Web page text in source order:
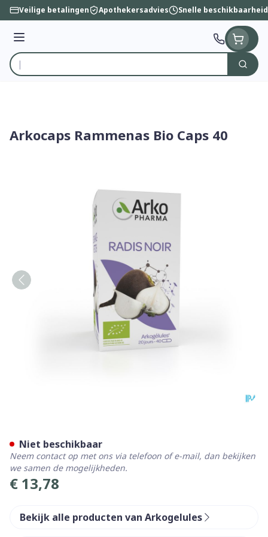
Ga naar de inhoud
Veilige betalingen Apothekersadvies Snelle beschikbaarheid
Menu
Product, merk, categorie...
Zoek
Arkocaps Rammenas Bio Caps 40
€ 13,78
Niet beschikbaar
Neem contact op met ons via telefoon of e-mail, dan bekijken
we samen de mogelijkheden.
Bekijk alle producten van Arkogelules